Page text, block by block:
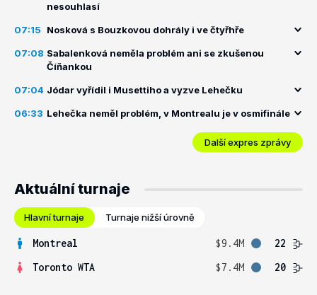
nesouhlasí
07:15 Nosková s Bouzkovou dohrály i ve čtyřhře
07:08 Sabalenková neměla problém ani se zkušenou
Číňankou
07:04 Jódar vyřídil i Musettiho a vyzve Lehečku
06:33 Lehečka neměl problém, v Montrealu je v osmifinále
Další expres zprávy
Aktuální turnaje
Hlavní turnaje Turnaje nižší úrovně
Montreal $9.4M
22
Toronto WTA
$7.4M 20